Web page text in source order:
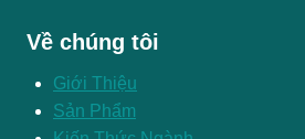
Về chúng tôi
Giới Thiệu
Sản Phẩm